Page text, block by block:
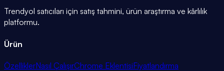
Trendyol satıcıları için satış tahmini, ürün araştırma ve kârlılık
platformu.
Ürün
ÖzelliklerNasıl ÇalışırChrome EklentisiFiyatlandırma